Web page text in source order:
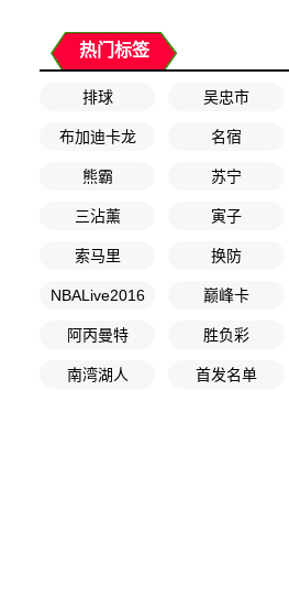
热门标签
排球 吴忠市
布加迪卡龙 名宿
熊霸 苏宁
三沾薰 寅子
索马里 换防
NBALive2016 巅峰卡
阿丙曼特 胜负彩
南湾湖人 首发名单